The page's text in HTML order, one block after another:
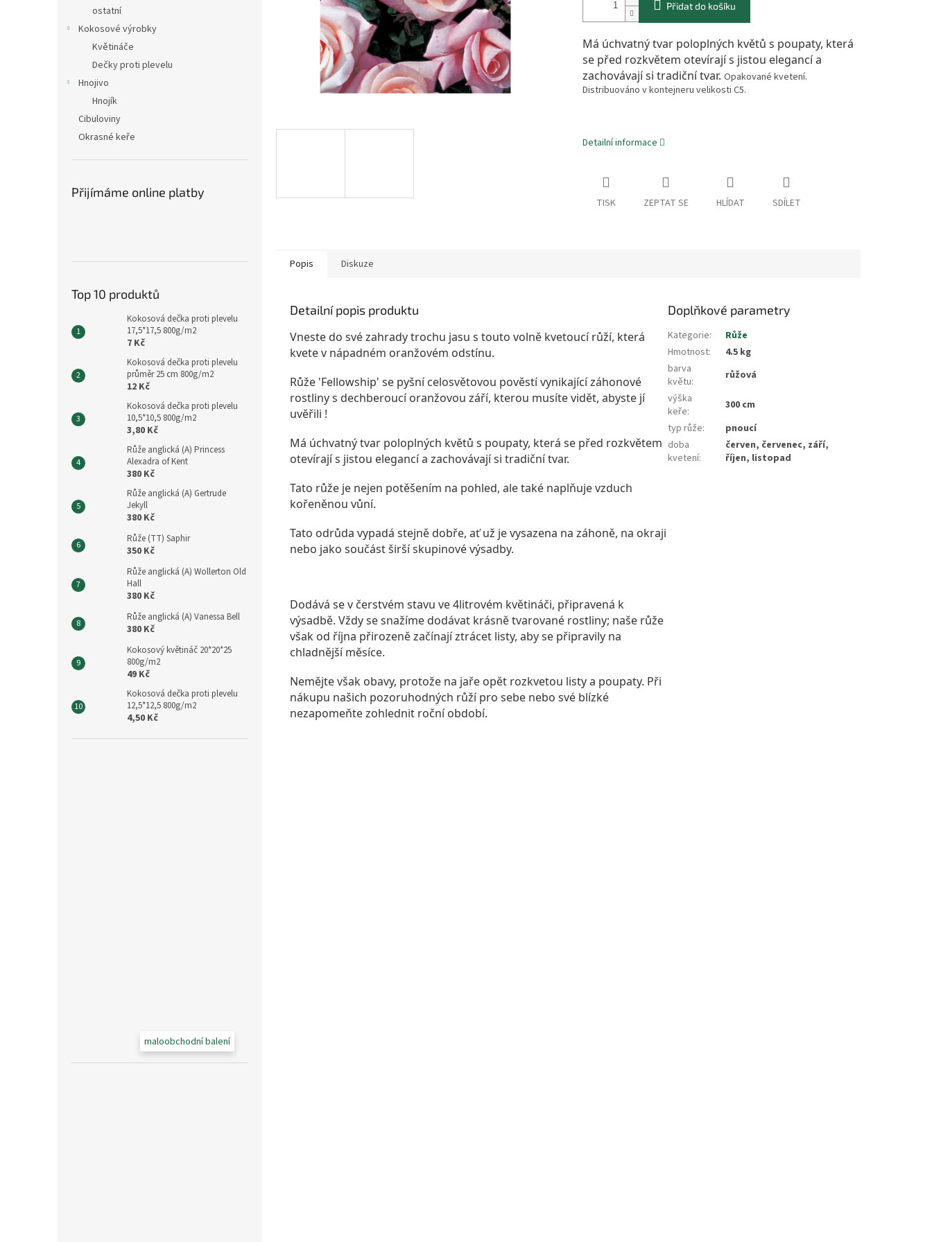
ostatní
Kokosové výrobky
Květináče
Dečky proti plevelu
Hnojivo
Hnojík
Cibuloviny
Okrasné keře
Přijímáme online platby
Top 10 produktů
Kokosová dečka proti plevelu
17,5*17,5 800g/m2
7 Kč
Kokosová dečka proti plevelu
průměr 25 cm 800g/m2
12 Kč
Kokosová dečka proti plevelu
10,5*10,5 800g/m2
3,80 Kč
Růže anglická (A) Princess
Alexadra of Kent
380 Kč
Růže anglická (A) Gertrude
Jekyll
380 Kč
Růže (TT) Saphir
350 Kč
Růže anglická (A) Wollerton Old
Hall
380 Kč
Růže anglická (A) Vanessa Bell
380 Kč
Kokosový květináč 20*20*25
800g/m2
49 Kč
Kokosová dečka proti plevelu
12,5*12,5 800g/m2
4,50 Kč
maloobchodní balení
Přidat do košíku
Má úchvatný tvar poloplných květů s poupaty, která
se před rozkvětem otevírají s jistou elegancí a
zachovávají si tradiční tvar. Opakované kvetení.
Distribuováno v kontejneru velikosti C5.
Detailní informace
TISK ZEPTAT SE HLÍDAT SDÍLET
Popis Diskuze
Detailní popis produktu
Vneste do své zahrady trochu jasu s touto volně kvetoucí růží, která
kvete v nápadném oranžovém odstínu.
Růže 'Fellowship' se pyšní celosvětovou pověstí vynikající záhonové
rostliny s dechberoucí oranžovou září, kterou musíte vidět, abyste jí
uvěřili !
Má úchvatný tvar poloplných květů s poupaty, která se před rozkvětem
otevírají s jistou elegancí a zachovávají si tradiční tvar.
Tato růže je nejen potěšením na pohled, ale také naplňuje vzduch
kořeněnou vůní.
Tato odrůda vypadá stejně dobře, ať už je vysazena na záhoně, na okraji
nebo jako součást širší skupinové výsadby.
Dodává se v čerstvém stavu ve 4litrovém květináči, připravená k
výsadbě. Vždy se snažíme dodávat krásně tvarované rostliny; naše růže
však od října přirozeně začínají ztrácet listy, aby se připravily na
chladnější měsíce.
Nemějte však obavy, protože na jaře opět rozkvetou listy a poupaty. Při
nákupu našich pozoruhodných růží pro sebe nebo své blízké
nezapomeňte zohlednit roční období.
Doplňkové parametry
Kategorie:
Růže
Hmotnost:
4.5 kg
barva
květu:
růžová
výška
keře:
300 cm
typ růže:
pnoucí
doba
kvetení:
červen, červenec, září,
říjen, listopad